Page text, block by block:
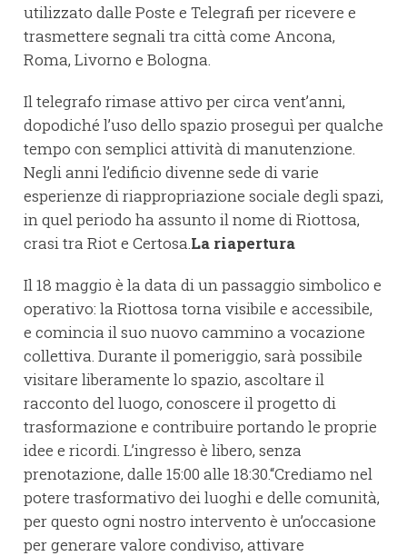
utilizzato dalle Poste e Telegrafi per ricevere e
trasmettere segnali tra città come Ancona,
Roma, Livorno e Bologna.
Il telegrafo rimase attivo per circa vent’anni,
dopodiché l’uso dello spazio proseguì per qualche
tempo con semplici attività di manutenzione.
Negli anni l’edificio divenne sede di varie
esperienze di riappropriazione sociale degli spazi,
in quel periodo ha assunto il nome di Riottosa,
crasi tra Riot e Certosa.La riapertura
Il 18 maggio è la data di un passaggio simbolico e
operativo: la Riottosa torna visibile e accessibile,
e comincia il suo nuovo cammino a vocazione
collettiva. Durante il pomeriggio, sarà possibile
visitare liberamente lo spazio, ascoltare il
racconto del luogo, conoscere il progetto di
trasformazione e contribuire portando le proprie
idee e ricordi. L’ingresso è libero, senza
prenotazione, dalle 15:00 alle 18:30.“Crediamo nel
potere trasformativo dei luoghi e delle comunità,
per questo ogni nostro intervento è un’occasione
per generare valore condiviso, attivare